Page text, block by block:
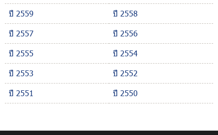
ปี 2559
ปี 2558
ปี 2557
ปี 2556
ปี 2555
ปี 2554
ปี 2553
ปี 2552
ปี 2551
ปี 2550